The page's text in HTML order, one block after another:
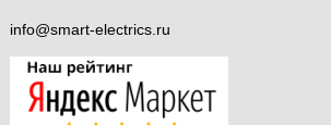
info@smart-electrics.ru